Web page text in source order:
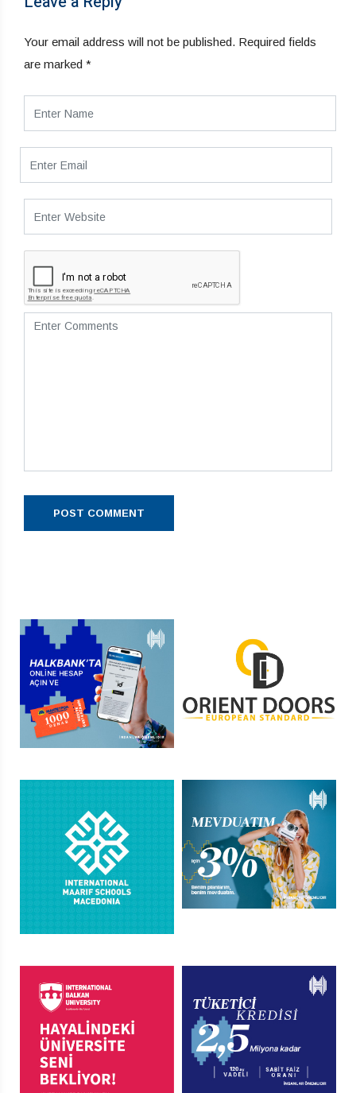
Your email address will not be published. Required fields
are marked *